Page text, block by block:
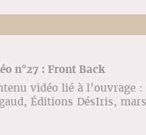
n°27 : Front Back
vidéo lié à
Éditions DésIris,